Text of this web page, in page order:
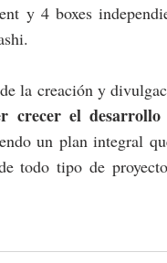
y 4 boxes
la creación y
crecer el
un plan integral
todo tipo de